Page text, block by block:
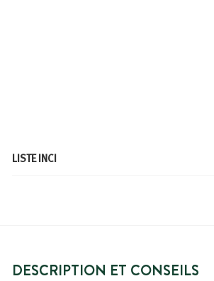
LISTE INCI
DESCRIPTION ET CONSEILS